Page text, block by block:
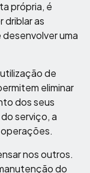
própria, é
driblar as
uma
de
eliminar
dos seus
serviço, a
nos outros.
do